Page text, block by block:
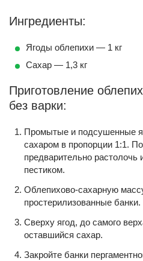
Ингредиенты:
Ягоды облепихи — 1 кг
Сахар — 1,3 кг
Приготовление
без варки:
Промытые и подсушенные
сахаром в пропорции 1:1.
предварительно
пестиком.
Облепихово-сахарную
простерилизованные банки.
Сверху ягод, до самого
оставшийся сахар.
Закройте банки